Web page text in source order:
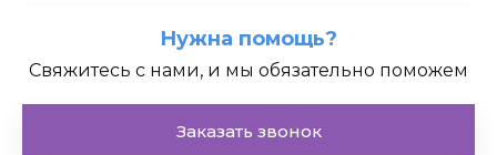
Мощности
Нужна помощь?
Свяжитесь с нами, и мы обязательно поможем
Заказать звонок